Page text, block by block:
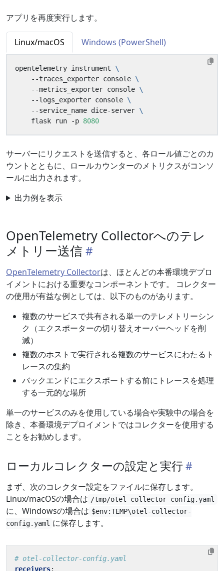
アプリを再度実行します。
Linux/macOS Windows (PowerShell)
opentelemetry-instrument
    --traces_exporter console
    --metrics_exporter console
    --logs_exporter console
    --service_name dice-server
    flask run -p
8080
サーバーにリクエストを送信すると、各ロール値ごとのカ
ウントとともに、ロールカウンターのメトリクスがコンソ
ールに出力されます。
出力例を表示
OpenTelemetry Collectorへのテレ
メトリー送信
OpenTelemetry Collectorは、ほとんどの本番環境デプロ
イメントにおける重要なコンポーネントです。 コレクター
の使用が有益な例としては、以下のものがあります。
複数のサービスで共有される単一のテレメトリーシン
ク（エクスポーターの切り替えオーバーヘッドを削
減）
複数のホストで実行される複数のサービスにわたるト
レースの集約
バックエンドにエクスポートする前にトレースを処理
する一元的な場所
単一のサービスのみを使用している場合や実験中の場合を
除き、本番環境デプロイメントではコレクターを使用する
ことをお勧めします。
ローカルコレクターの設定と実行
まず、次のコレクター設定をファイルに保存します。
Linux/macOSの場合は /tmp/otel-collector-config.yaml
に、Windowsの場合は $env:TEMP\otel-collector-
config.yaml に保存します。
# otel-collector-config.yaml
receivers: